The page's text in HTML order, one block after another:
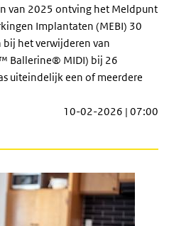
van 2025 ontving het Meldpunt
Implantaten (MEBI) 30
het verwijderen van
Ballerine® MIDI) bij 26
uiteindelijk een of meerdere
10-02-2026 | 07:00